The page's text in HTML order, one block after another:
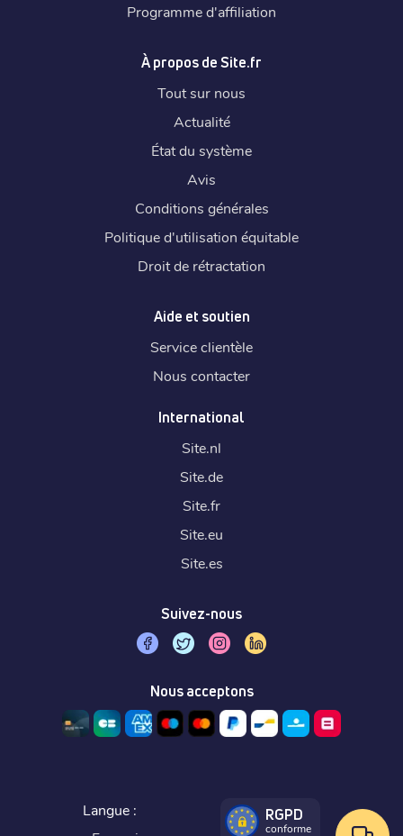
Langue :
RGPD
conforme
Programme d'affiliation
À propos de Site.fr
Tout sur nous
Actualité
État du système
Avis
Conditions générales
Politique d'utilisation équitable
Droit de rétractation
Aide et soutien
Service clientèle
Nous contacter
International
Site.nl
Site.de
Site.fr
Site.eu
Site.es
Suivez-nous
Nous acceptons